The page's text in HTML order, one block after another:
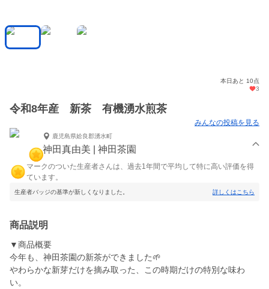
本日あと 10点
3
令和8年産 新茶 有機湧水煎茶
みんなの投稿を見る
鹿児島県姶良郡湧水町
神田真由美 | 神田茶園
マークのついた生産者さんは、過去1年間で平均して特に高い評価を得
ています。
生産者バッジの基準が新しくなりました。 詳しくはこちら
商品説明
▼商品概要
今年も、神田茶園の新茶ができました🌱
やわらかな新芽だけを摘み取った、この時期だけの特別な味わ
い。